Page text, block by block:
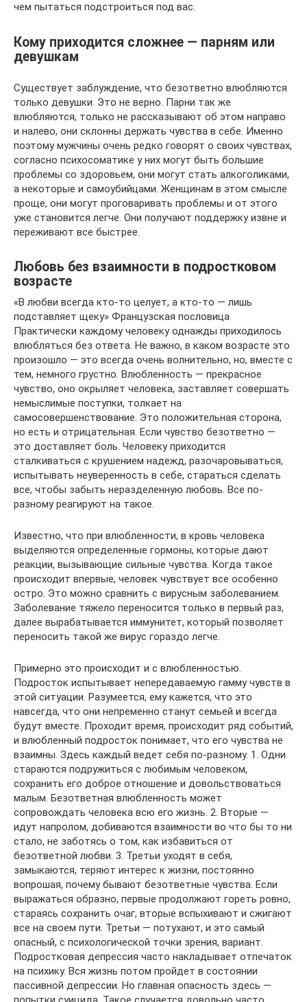
чем пытаться подстроиться под вас.
Кому приходится сложнее — парням или
девушкам
Существует заблуждение, что безответно влюбляются
только девушки. Это не верно. Парни так же
влюбляются, только не рассказывают об этом направо
и налево, они склонны держать чувства в себе. Именно
поэтому мужчины очень редко говорят о своих чувствах,
согласно психосоматике у них могут быть большие
проблемы со здоровьем, они могут стать алкоголиками,
а некоторые и самоубийцами. Женщинам в этом смысле
проще, они могут проговаривать проблемы и от этого
уже становится легче. Они получают поддержку извне и
переживают все быстрее.
Любовь без взаимности в подростковом
возрасте
«В любви всегда кто-то целует, а кто-то — лишь
подставляет щеку» Французская пословица
Практически каждому человеку однажды приходилось
влюбляться без ответа. Не важно, в каком возрасте это
произошло — это всегда очень волнительно, но, вместе с
тем, немного грустно. Влюбленность — прекрасное
чувство, оно окрыляет человека, заставляет совершать
немыслимые поступки, толкает на
самосовершенствование. Это положительная сторона,
но есть и отрицательная. Если чувство безответно —
это доставляет боль. Человеку приходится
сталкиваться с крушением надежд, разочаровываться,
испытывать неуверенность в себе, стараться сделать
все, чтобы забыть неразделенную любовь. Все по-
разному реагируют на такое.
Известно, что при влюбленности, в кровь человека
выделяются определенные гормоны, которые дают
реакции, вызывающие сильные чувства. Когда такое
происходит впервые, человек чувствует все особенно
остро. Это можно сравнить с вирусным заболеванием.
Заболевание тяжело переносится только в первый раз,
далее вырабатывается иммунитет, который позволяет
переносить такой же вирус гораздо легче.
Примерно это происходит и с влюбленностью.
Подросток испытывает непередаваемую гамму чувств в
этой ситуации. Разумеется, ему кажется, что это
навсегда, что они непременно станут семьей и всегда
будут вместе. Проходит время, происходит ряд событий,
и влюбленный подросток понимает, что его чувства не
взаимны. Здесь каждый ведет себя по-разному. 1. Одни
стараются подружиться с любимым человеком,
сохранить его доброе отношение и довольствоваться
малым. Безответная влюбленность может
сопровождать человека всю его жизнь. 2. Вторые —
идут напролом, добиваются взаимности во что бы то ни
стало, не заботясь о том, как избавиться от
безответной любви. 3. Третьи уходят в себя,
замыкаются, теряют интерес к жизни, постоянно
вопрошая, почему бывают безответные чувства. Если
выражаться образно, первые продолжают гореть ровно,
стараясь сохранить очаг, вторые вспыхивают и сжигают
все на своем пути. Третьи — потухают, и это самый
опасный, с психологической точки зрения, вариант.
Подростковая депрессия часто накладывает отпечаток
на психику. Вся жизнь потом пройдет в состоянии
пассивной депрессии. Но главная опасность здесь —